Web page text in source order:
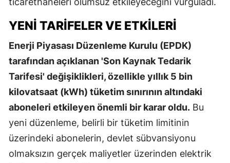
YENI TARIFELER VE ETKILERI
Enerji Piyasası Düzenleme Kurulu (EPDK)
tarafından açıklanan 'Son Kaynak Tedarik
Tarifesi' değişiklikleri, özellikle yıllık 5 bin
kilovatsaat (kWh) tüketim sınırının altındaki
aboneleri etkileyen önemli bir karar oldu. Bu
yeni düzenleme, belirli bir tüketim limitinin
üzerindeki abonelerin, devlet sübvansiyonu
olmaksızın gerçek maliyetler üzerinden elektrik